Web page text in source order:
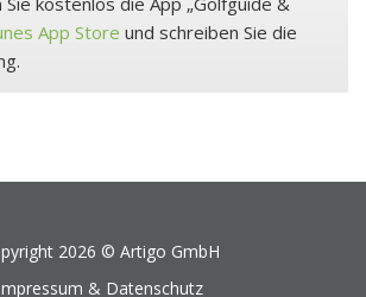
App Store und schreiben Sie die
2026 © Artigo GmbH
& Datenschutz